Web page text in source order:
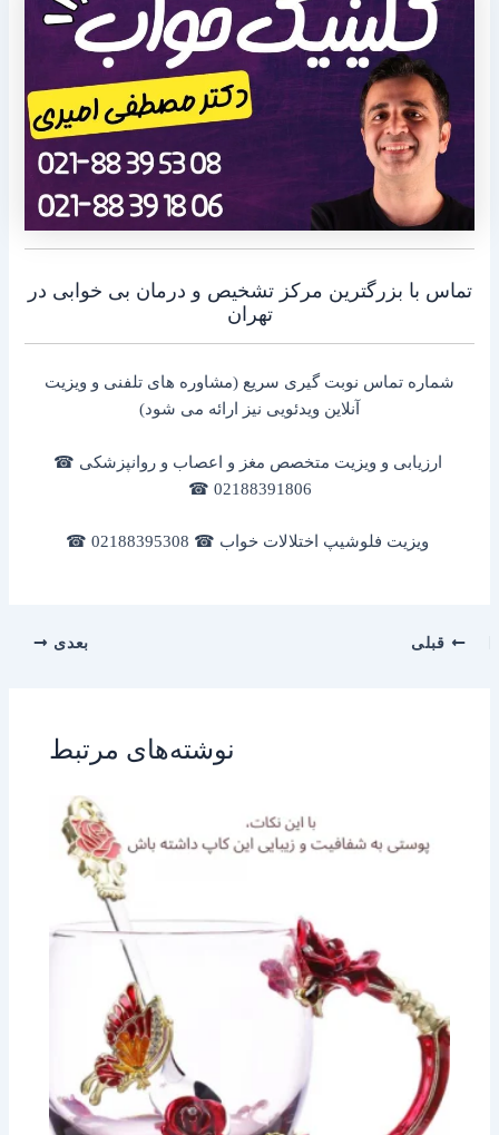
تماس با بزرگترین مرکز تشخیص و درمان بی خوابی در
تهران
شماره تماس نوبت گیری سریع (مشاوره های تلفنی و ویزیت
آنلاین ویدئویی نیز ارائه می شود)
ارزیابی و ویزیت متخصص مغز و اعصاب و روانپزشکی ☎
02188391806 ☎
ویزیت فلوشیپ اختلالات خواب ☎ 02188395308 ☎
قبلی بعدی
نوشته‌های مرتبط